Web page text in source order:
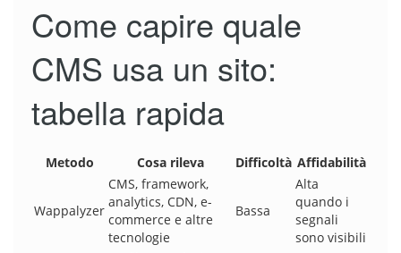
Come capire quale
CMS usa un sito:
tabella rapida
Metodo Cosa rileva Difficoltà Affidabilità
Wappalyzer
CMS, framework,
analytics, CDN, e-
commerce e altre
tecnologie
Bassa
Alta
quando i
segnali
sono visibili